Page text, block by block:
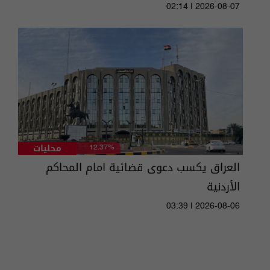
02:14 | 2026-08-07
محليات 12.37%
العراق يكسب دعوى قضائية امام المحاكم
الأردنية
03:39 | 2026-08-06